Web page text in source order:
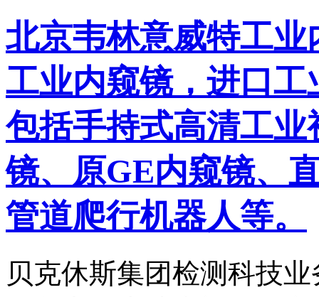
北京韦林意威特工
工业内窥镜，进口
包括手持式高清工
镜、原GE内窥镜、
管道爬行机器人等。
贝克休斯集团检测科技